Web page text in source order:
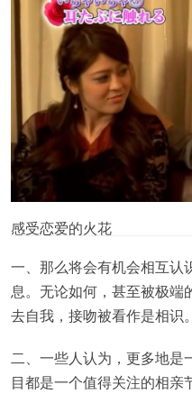
感受恋爱的火花
一、那么将会有机会相互认
息。无论如何，甚至被极端
去自我，接吻被看作是相识。
二、一些人认为，更多地是
目都是一个值得关注的相